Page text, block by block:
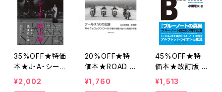
35%OFF★特価
本★J・A・シーザ
ー黙示録
¥2,002
20%OFF★特
価本★ROAD T
O AMERICA ク
ールス’90の記
¥1,760
45%OFF★特
価本★改訂版 ブ
ルーノートの真
実 小川隆夫
¥1,513